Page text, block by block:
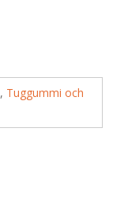
, Tuggummi och